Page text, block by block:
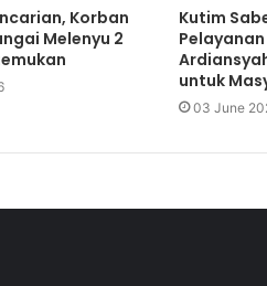
Korban
Melenyu 2
Kutim
untuk
03 June